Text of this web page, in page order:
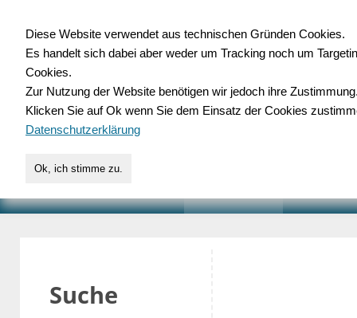
für Handwerk,
Suche
Diese Website verwendet aus technischen Gründen Cookies.
Es handelt sich dabei aber weder um Tracking noch um
Cookies.
Zur Nutzung der Website benötigen wir jedoch ihre
Klicken Sie auf Ok wenn Sie dem Einsatz der Cookies
Datenschutzerklärung
Ok, ich stimme zu.